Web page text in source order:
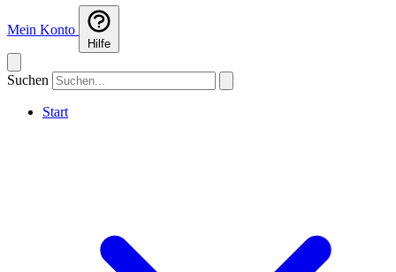
Mein Konto
Hilfe
Suchen
Start